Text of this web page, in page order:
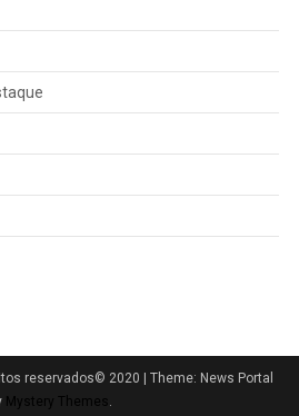
reservados© 2020
Theme: News Portal
Mystery Themes .